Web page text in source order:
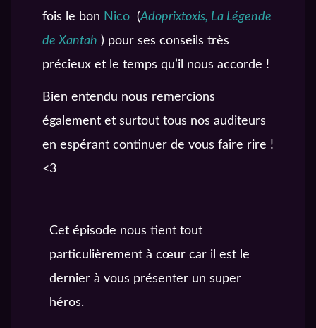
fois le bon Nico (Adoprixtoxis, La Légende
de Xantah ) pour ses conseils très
précieux et le temps qu’il nous accorde !
Bien entendu nous remercions
également et surtout tous nos auditeurs
en espérant continuer de vous faire rire !
<3
Cet épisode nous tient tout
particulièrement à cœur car il est le
dernier à vous présenter un super
héros.